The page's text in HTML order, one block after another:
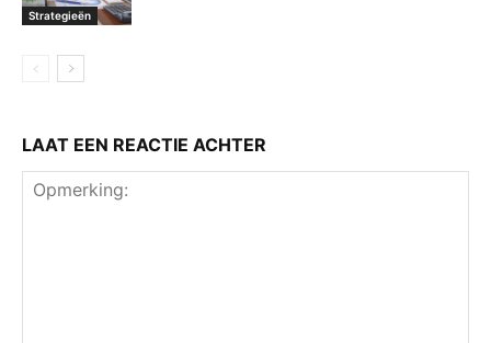
Strategieën
LAAT EEN REACTIE ACHTER